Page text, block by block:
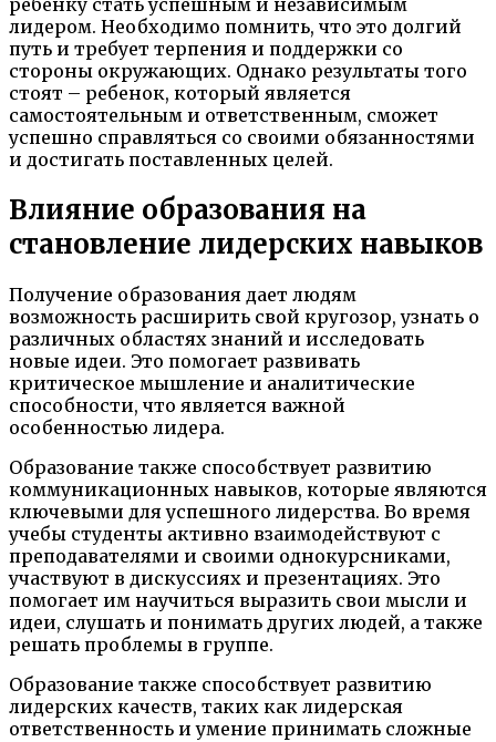
лидером. Необходимо помнить, что это долгий
путь и требует терпения и поддержки со
стороны окружающих. Однако результаты того
стоят – ребенок, который является
самостоятельным и ответственным, сможет
успешно справляться со своими обязанностями
и достигать поставленных целей.
Влияние образования на
становление лидерских навыков
Получение образования дает людям
возможность расширить свой кругозор, узнать о
различных областях знаний и исследовать
новые идеи. Это помогает развивать
критическое мышление и аналитические
способности, что является важной
особенностью лидера.
Образование также способствует развитию
коммуникационных навыков, которые являются
ключевыми для успешного лидерства. Во время
учебы студенты активно взаимодействуют с
преподавателями и своими однокурсниками,
участвуют в дискуссиях и презентациях. Это
помогает им научиться выразить свои мысли и
идеи, слушать и понимать других людей, а также
решать проблемы в группе.
Образование также способствует развитию
лидерских качеств, таких как лидерская
ответственность и умение принимать сложные